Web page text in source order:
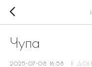
Чупа
2025-07-08 16:58 В